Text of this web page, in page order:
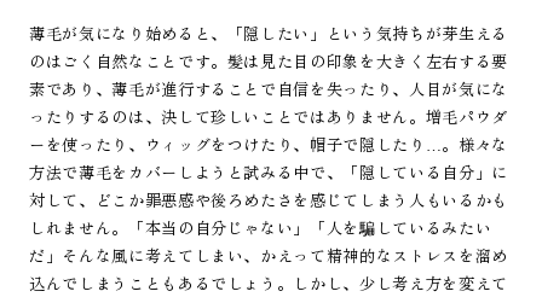
薄毛が気になり始めると、「隠したい」という気持ちが芽生える
のはごく自然なことです。髪は見た目の印象を大きく左右する要
素であり、薄毛が進行することで自信を失ったり、人目が気にな
ったりするのは、決して珍しいことではありません。増毛パウダ
ーを使ったり、ウィッグをつけたり、帽子で隠したり…。様々な
方法で薄毛をカバーしようと試みる中で、「隠している自分」に
対して、どこか罪悪感や後ろめたさを感じてしまう人もいるかも
しれません。「本当の自分じゃない」「人を騙しているみたい
だ」そんな風に考えてしまい、かえって精神的なストレスを溜め
込んでしまうこともあるでしょう。しかし、少し考え方を変えて